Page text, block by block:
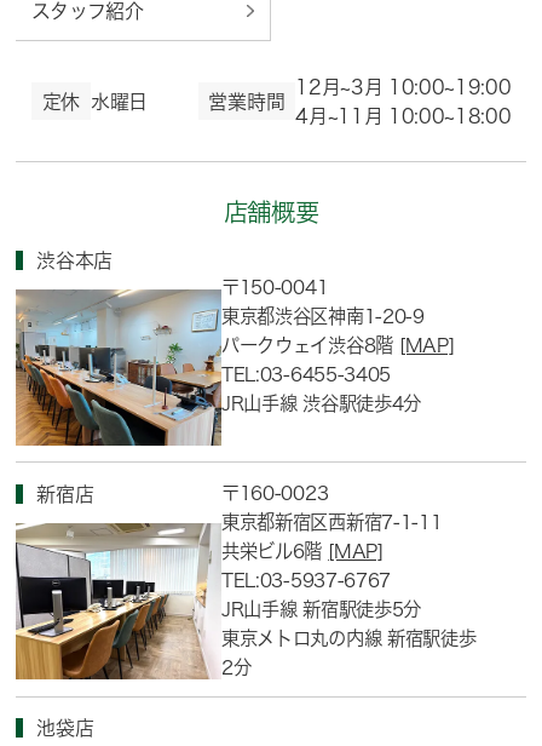
スタッフ紹介
定休 水曜日 営業時間
12月~3月 10:00~19:00
4月~11月 10:00~18:00
店舗概要
渋谷本店
〒150-0041
東京都渋谷区神南1-20-9
パークウェイ渋谷8階 [MAP]
TEL:03-6455-3405
JR山手線 渋谷駅徒歩4分
新宿店
〒160-0023
東京都新宿区西新宿7-1-11
共栄ビル6階 [MAP]
TEL:03-5937-6767
JR山手線 新宿駅徒歩5分
東京メトロ丸の内線 新宿駅徒歩
2分
池袋店